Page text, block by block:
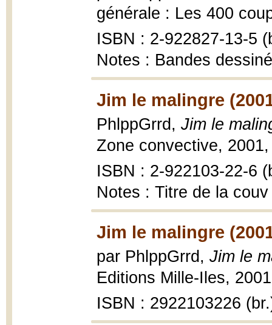
générale : Les 400
ISBN : 2-922827-13-5
Notes : Bandes
Jim le malingre
PhlppGrrd, Jim le
Zone convective,
ISBN : 2-922103-22-6
Notes : Titre de la couv
Jim le malingre
par PhlppGrrd, Jim le
Editions Mille-Iles,
ISBN : 2922103226